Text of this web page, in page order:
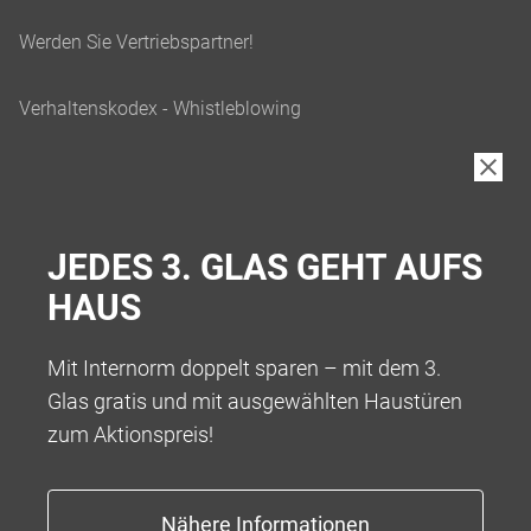
JEDES 3. GLAS GEHT AUFS
HAUS
Mit Internorm doppelt sparen – mit dem 3.
Glas gratis und mit ausgewählten Haustüren
zum Aktionspreis!